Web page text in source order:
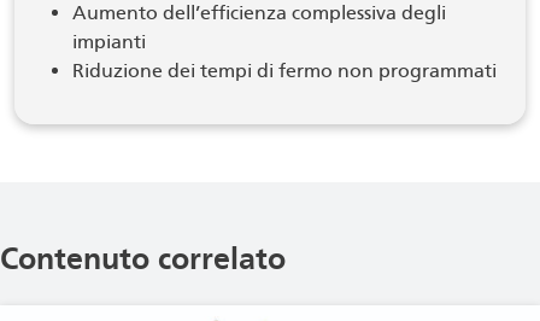
Aumento dell’efficienza complessiva degli
impianti
Riduzione dei tempi di fermo non programmati
Contenuto correlato